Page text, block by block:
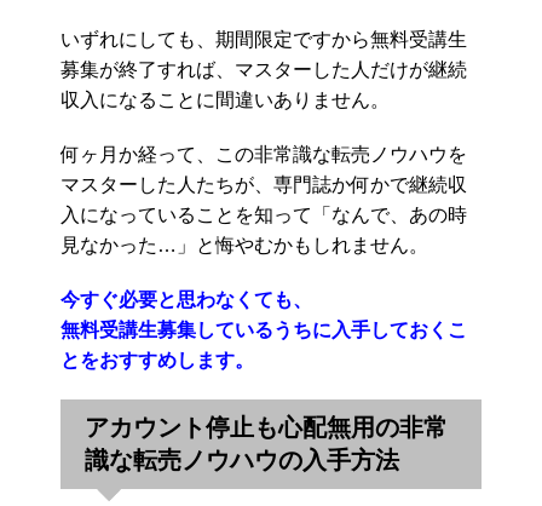
いずれにしても、期間限定ですから無料受講生
募集が終了すれば、マスターした人だけが継続
収入になることに間違いありません。
何ヶ月か経って、この非常識な転売ノウハウを
マスターした人たちが、専門誌か何かで継続収
入になっていることを知って「なんで、あの時
見なかった…」と悔やむかもしれません。
今すぐ必要と思わなくても、
無料受講生募集しているうちに入手しておくこ
とをおすすめします。
アカウント停止も心配無用の非常
識な転売ノウハウの入手方法